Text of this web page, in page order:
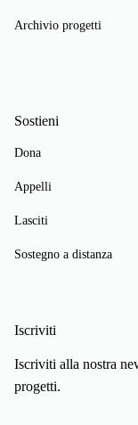
Archivio progetti
Sostieni
Dona
Appelli
Lasciti
Sostegno a distanza
Iscriviti
Iscriviti alla nostra
progetti.